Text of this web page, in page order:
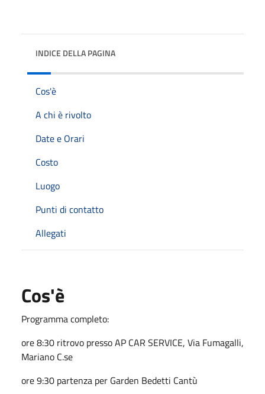
INDICE DELLA PAGINA
Cos'è
A chi è rivolto
Date e Orari
Costo
Luogo
Punti di contatto
Allegati
Cos'è
Programma completo:
ore 8:30 ritrovo presso AP CAR SERVICE, Via Fumagalli,
Mariano C.se
ore 9:30 partenza per Garden Bedetti Cantù